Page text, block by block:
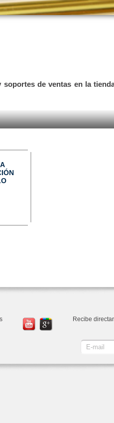
de ventas en la
Recibe